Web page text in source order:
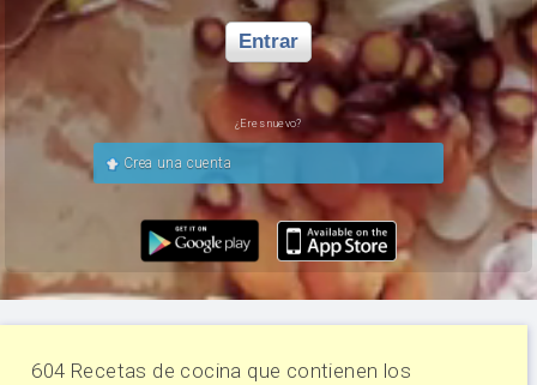
Entrar
¿Eres nuevo?
Crea una cuenta
604 Recetas de cocina que contienen los